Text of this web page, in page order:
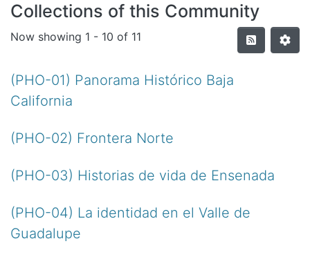
Collections of this Community
Now showing 1 - 10 of 11
(PHO-01) Panorama Histórico Baja
California
(PHO-02) Frontera Norte
(PHO-03) Historias de vida de Ensenada
(PHO-04) La identidad en el Valle de
Guadalupe